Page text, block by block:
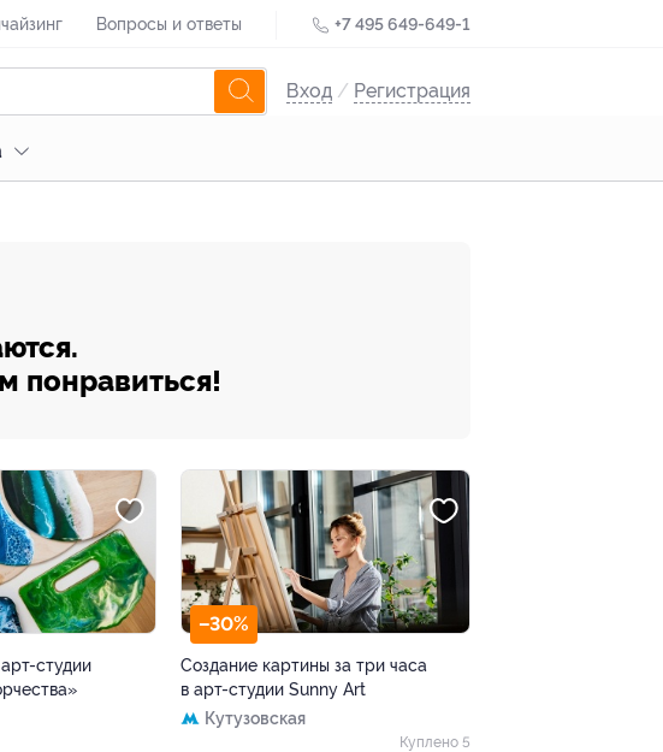
Вопросы и ответы +7 495 649-649-1
Вход / Регистрация
понравиться!
студии
–30%
Создание картины за три часа
в арт-студии Sunny Art
Кутузовская
Куплено 5